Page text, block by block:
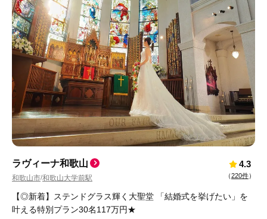
ラヴィーナ和歌山
和歌山市/和歌山大学前駅
4.3
（220件）
【◎新着】ステンドグラス輝く大聖堂 「結婚式を挙げたい」を
叶える特別プラン30名117万円★